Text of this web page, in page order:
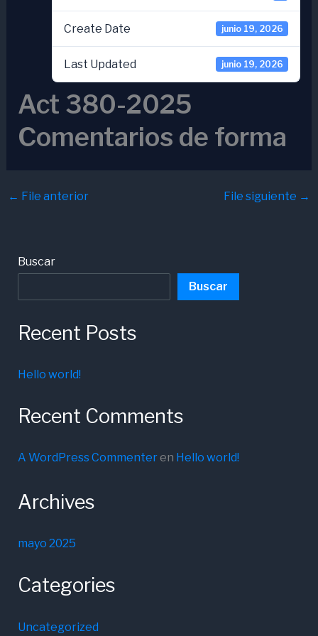
Create Date junio 19, 2026
Last Updated junio 19, 2026
Act 380-2025
Comentarios de forma
← File anterior File siguiente →
Buscar
Buscar
Recent Posts
Hello world!
Recent Comments
A WordPress Commenteren Hello world!
Archives
mayo 2025
Categories
Uncategorized